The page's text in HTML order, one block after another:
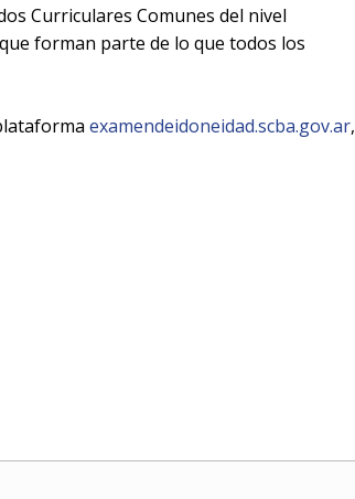
Curriculares Comunes del nivel
forman parte de lo que todos los
examendeidoneidad.scba.gov.ar,